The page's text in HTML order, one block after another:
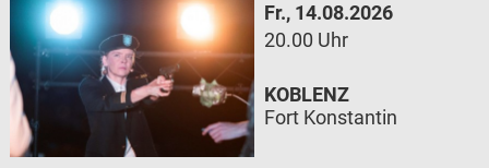
Fr., 14.08.2026
20.00 Uhr
KOBLENZ
Fort Konstantin